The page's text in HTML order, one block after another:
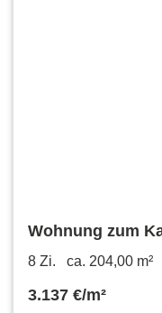
Wohnung zum
640.000 € 204 m²
8 Zi. ca. 204,00 m²
3.137 €/m²